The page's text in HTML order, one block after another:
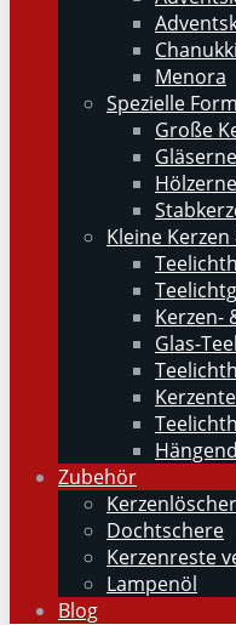
Menora
Spezielle
Große
Kleine
Kerzen-
Glas-
Zubehör
Kerzenlöscher
Dochtschere
Kerzenreste
Lampenöl
Blog